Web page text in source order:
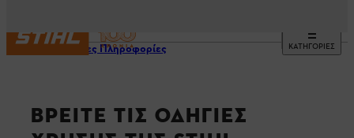
ΚΑΤΗΓΟΡΙΕΣ
Χρήσιμες Πληροφορίες
ΒΡΕΊΤΕ ΤΙΣ ΟΔΗΓΊΕΣ